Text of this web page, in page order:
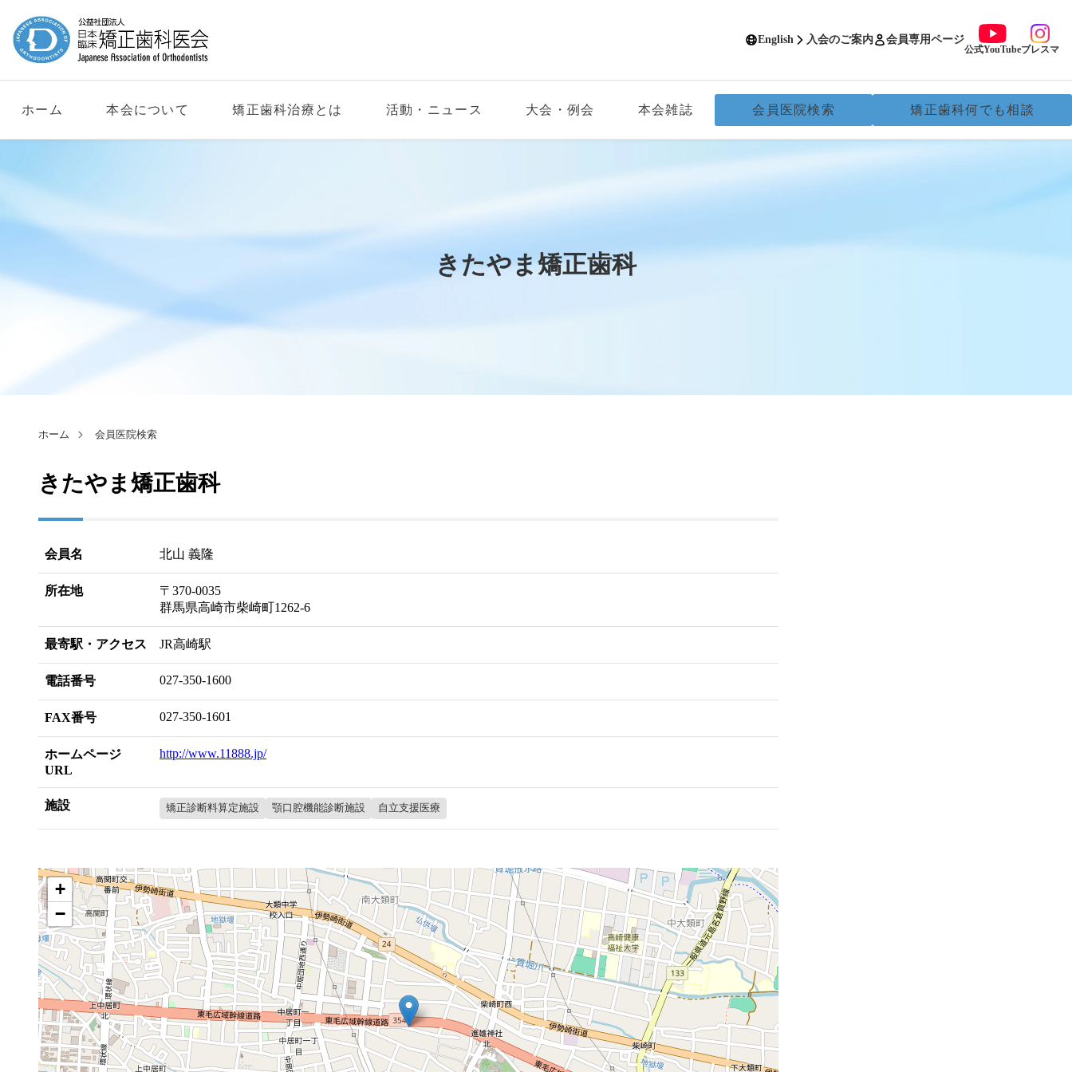
English 入会のご案内 会員専用ページ
公式YouTubeブレスマ
ホーム 本会について 矯正歯科治療とは 活動・ニュース 大会・例会 本会雑誌 会員医院検索 矯正歯科何でも相談
きたやま矯正歯科
ホーム 会員医院検索
きたやま矯正歯科
会員名 北山 義隆
所在地
〒370-0035
群馬県高崎市柴崎町1262-6
最寄駅・アクセス JR高崎駅
電話番号 027-350-1600
FAX番号 027-350-1601
ホームページ
URL
http://www.11888.jp/
施設 矯正診断料算定施設 顎口腔機能診断施設 自立支援医療
+
−